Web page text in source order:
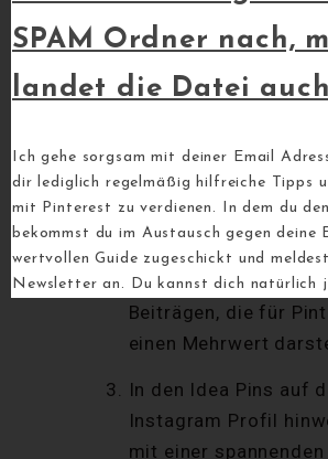
folgen wollen.
Zusammengefasst tust
folgendes:
aufbauen
Idea Pins erstellen.
gern auf deinem
Profil nach gut
Beiträgen, die für
einen Mehrwert
In den Idea Pins auf
Instagram Profil
mit einer spannenden
SPAM Ordner nach,
landet die Datei
Ich gehe sorgsam mit deiner Email
dir lediglich regelmäßig hilfreiche Tipps
mit Pinterest zu verdienen. In dem du
bekommst du im Austausch gegen deine
wertvollen Guide zugeschickt und
Newsletter an. Du kannst dich natürlich